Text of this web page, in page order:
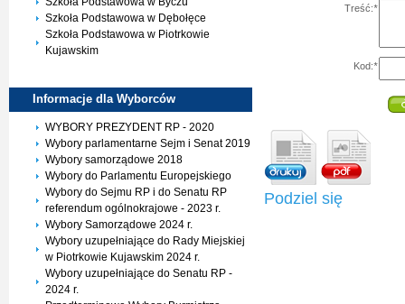
Szkoła Podstawowa w Dębołęce
Szkoła Podstawowa w Piotrkowie
Kujawskim
Informacje dla Wyborców
WYBORY PREZYDENT RP - 2020
Wybory parlamentarne Sejm i Senat 2019
Wybory samorządowe 2018
Wybory do Parlamentu Europejskiego
Wybory do Sejmu RP i do Senatu RP
referendum ogólnokrajowe - 2023 r.
Wybory Samorządowe 2024 r.
Wybory uzupełniające do Rady Miejskiej
w Piotrkowie Kujawskim 2024 r.
Wybory uzupełniające do Senatu RP -
2024 r.
Treść:*
Kod:*
Podziel się